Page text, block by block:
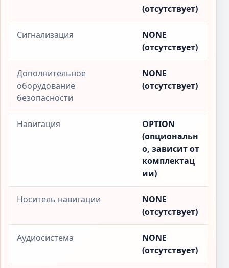
(отсутствует)
Сигнализация
NONE
(отсутствует)
Дополнительное
оборудование
безопасности
NONE
(отсутствует)
Навигация
OPTION
(опциональн
о, зависит от
комплектац
ии)
Носитель навигации
NONE
(отсутствует)
Аудиосистема
NONE
(отсутствует)